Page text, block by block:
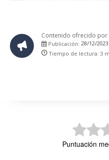
Contenido ofrecido por
Publicación: 28/12/2023
Tiempo de lectura: 3
Puntuación